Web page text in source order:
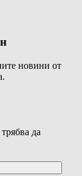
новини от
да